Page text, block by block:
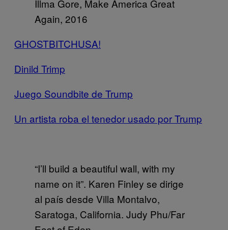
Illma Gore, Make America Great
Again, 2016
GHOSTBITCHUSA!
Dinild Trimp
Juego Soundbite de Trump
Un artista roba el tenedor usado por Trump
“I’ll build a beautiful wall, with my
name on it”. Karen Finley se dirige
al país desde Villa Montalvo,
Saratoga, California. Judy Phu/Far